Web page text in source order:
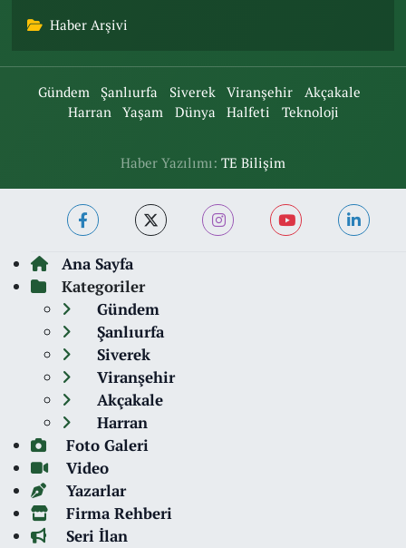
Haber Arşivi
Gündem Şanlıurfa Siverek Viranşehir
Akçakale
Harran
Yaşam Dünya Halfeti Teknoloji
Haber Yazılımı: TE Bilişim
Ana Sayfa
Kategoriler
Gündem
Şanlıurfa
Siverek
Viranşehir
Akçakale
Harran
Foto Galeri
Video
Yazarlar
Firma Rehberi
Seri İlan